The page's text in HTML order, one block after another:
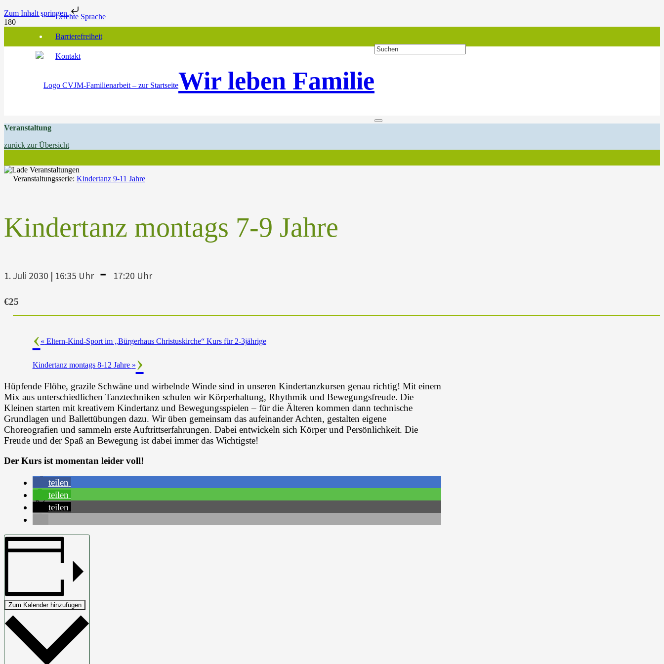
Zum Inhalt springenLeichte Sprache
Barrierefreiheit
Kontakt
Wir leben Familie
Veranstaltung
zurück zur Übersicht
Veranstaltungsserie: Kindertanz 9-11 Jahre
Kindertanz montags 7-9 Jahre
1. Juli 2030 | 16:35 Uhr - 17:20 Uhr
€25
« Eltern-Kind-Sport im „Bürgerhaus Christuskirche“ Kurs für 2-3jährige
Kindertanz montags 8-12 Jahre »
Hüpfende Flöhe, grazile Schwäne und wirbelnde Winde sind in unseren Kindertanzkursen genau richtig! Mit einem
Mix aus unterschiedlichen Tanztechniken schulen wir Körperhaltung, Rhythmik und Bewegungsfreude. Die
Kleinen starten mit kreativem Kindertanz und Bewegungsspielen – für die Älteren kommen dann technische
Grundlagen und Ballettübungen dazu. Wir üben gemeinsam das aufeinander Achten, gestalten eigene
Choreografien und sammeln erste Auftrittserfahrungen. Dabei entwickeln sich Körper und Persönlichkeit. Die
Freude und der Spaß an Bewegung ist dabei immer das Wichtigste!
Der Kurs ist momentan leider voll!
teilen
teilen
teilen
Zum Kalender hinzufügen